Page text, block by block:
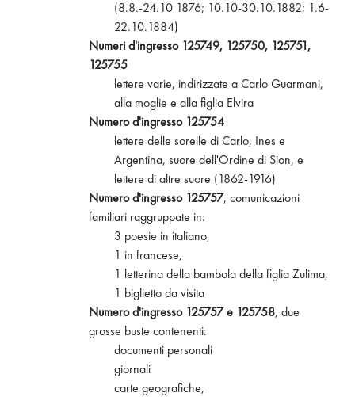
(8.8.-24.10 1876; 10.10-30.10.1882; 1.6-
22.10.1884)
Numeri d'ingresso 125749, 125750, 125751,
125755
lettere varie, indirizzate a Carlo Guarmani,
alla moglie e alla figlia Elvira
Numero d'ingresso 125754
lettere delle sorelle di Carlo, Ines e
Argentina, suore dell'Ordine di Sion, e
lettere di altre suore (1862-1916)
Numero d'ingresso 125757, comunicazioni
familiari raggruppate in:
3 poesie in italiano,
1 in francese,
1 letterina della bambola della figlia Zulima,
1 biglietto da visita
Numero d'ingresso 125757 e 125758, due
grosse buste contenenti:
documenti personali
giornali
carte geografiche,